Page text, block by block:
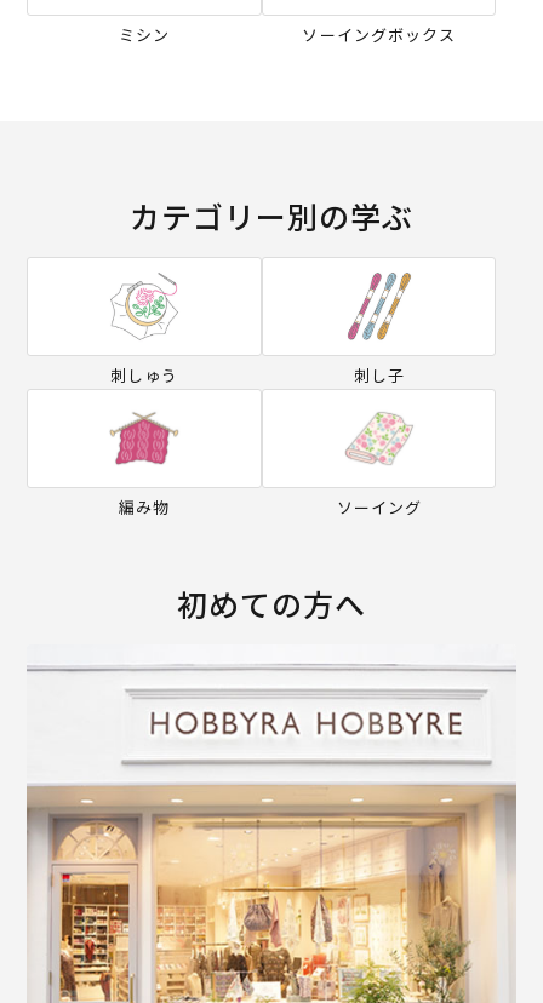
ミシン ソーイングボックス
カテゴリー別の学ぶ
刺しゅう 刺し子
編み物 ソーイング
初めての方へ